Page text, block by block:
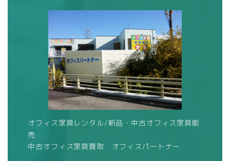
オフィス家具レンタル/新品・中古オフィス家具販
売
中古オフィス家具買取 オフィスパートナー